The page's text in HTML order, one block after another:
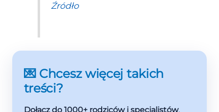
Źródło
💌 Chcesz więcej takich
treści?
Dołącz do 1000+ rodziców i specjalistów,